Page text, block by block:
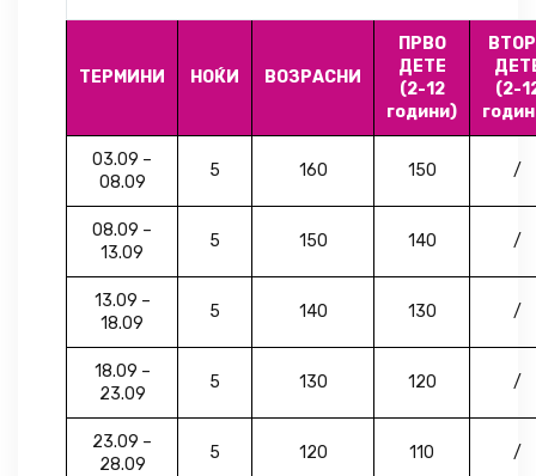
ТЕРМИНИ НОЌИ ВОЗРАСНИ
ПРВО
ДЕТЕ
(2-12
години)
(2-
03.09 –
08.09
5 160 150 /
08.09 –
13.09
5 150 140 /
13.09 –
18.09
5 140 130 /
18.09 –
23.09
5 130 120 /
23.09 –
28.09
5 120 110 /